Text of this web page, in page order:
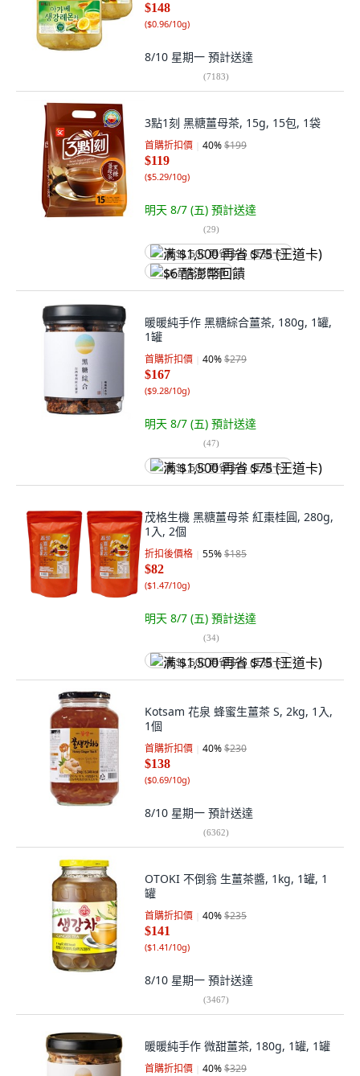
$148
($0.96/10g)
8/10 星期一 預計送達
(7183)
3點1刻 黑糖薑母茶, 15g, 15包, 1袋
首購折扣價 40%$199
$119
($5.29/10g)
明天 8/7 (五) 預計送達
(29)
满 $1,500 再省 $75 (王道卡)
$6 酷澎幣回饋
暖暖純手作 黑糖綜合薑茶, 180g, 1罐,
1罐
首購折扣價 40%$279
$167
($9.28/10g)
明天 8/7 (五) 預計送達
(47)
满 $1,500 再省 $75 (王道卡)
茂格生機 黑糖薑母茶 紅棗桂圓, 280g,
1入, 2個
折扣後價格 55%$185
$82
($1.47/10g)
明天 8/7 (五) 預計送達
(34)
满 $1,500 再省 $75 (王道卡)
Kotsam 花泉 蜂蜜生薑茶 S, 2kg, 1入,
1個
首購折扣價 40%$230
$138
($0.69/10g)
8/10 星期一 預計送達
(6362)
OTOKI 不倒翁 生薑茶醬, 1kg, 1罐, 1
罐
首購折扣價 40%$235
$141
($1.41/10g)
8/10 星期一 預計送達
(3467)
暖暖純手作 微甜薑茶, 180g, 1罐, 1罐
首購折扣價 40%$329